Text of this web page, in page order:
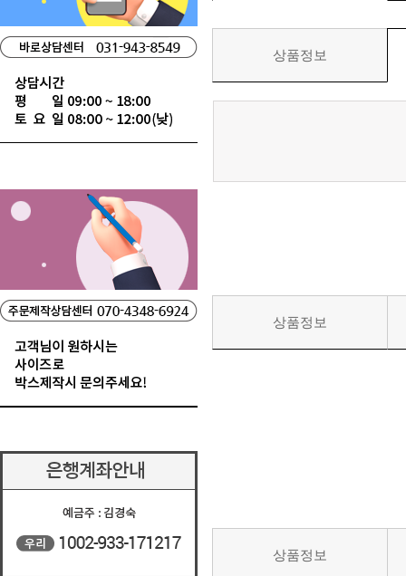
상품정보
상품정보
상품정보